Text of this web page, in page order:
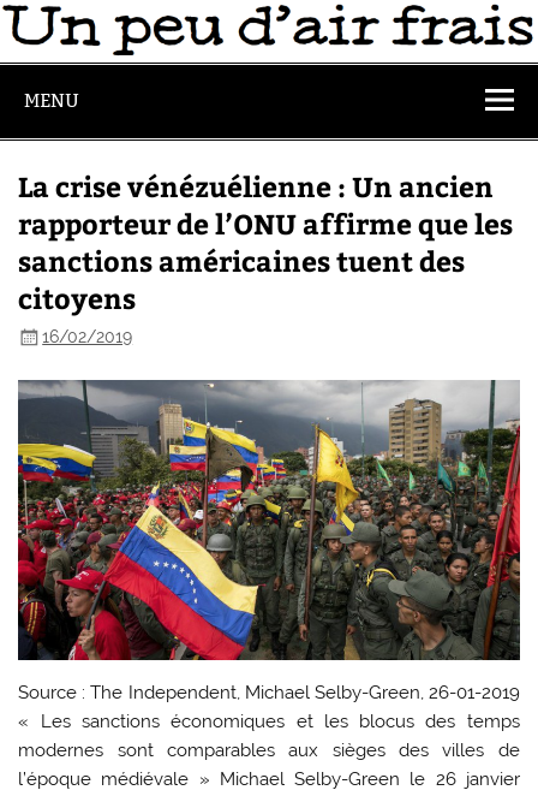
MENU
La crise vénézuélienne : Un ancien
rapporteur de l’ONU affirme que les
sanctions américaines tuent des
citoyens
16/02/2019
Source : The Independent, Michael Selby-Green, 26-01-2019
« Les sanctions économiques et les blocus des temps
modernes sont comparables aux sièges des villes de
l’époque médiévale » Michael Selby-Green le 26 janvier